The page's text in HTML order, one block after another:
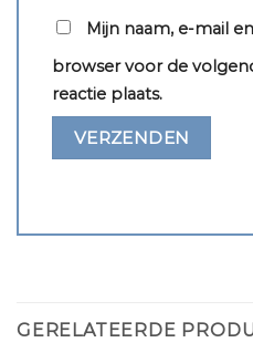
Mijn naam, e-mail
browser voor de
reactie plaats.
GERELATEERDE